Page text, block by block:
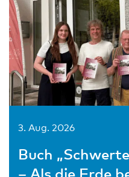
3. Aug. 2026
Buch
– Als die Erde